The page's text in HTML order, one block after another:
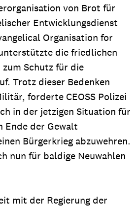
von Brot für
Entwicklungsdienst
Organisation for
die friedlichen
Schutz für die
Trotz dieser Bedenken
forderte CEOSS Polizei
in der jetzigen Situation für
Ende der Gewalt
Bürgerkrieg abzuwehren.
nun für baldige Neuwahlen
mit der Regierung der